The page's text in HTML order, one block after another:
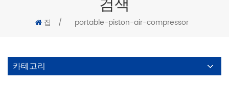
집 / portable-piston-air-compressor
카테고리